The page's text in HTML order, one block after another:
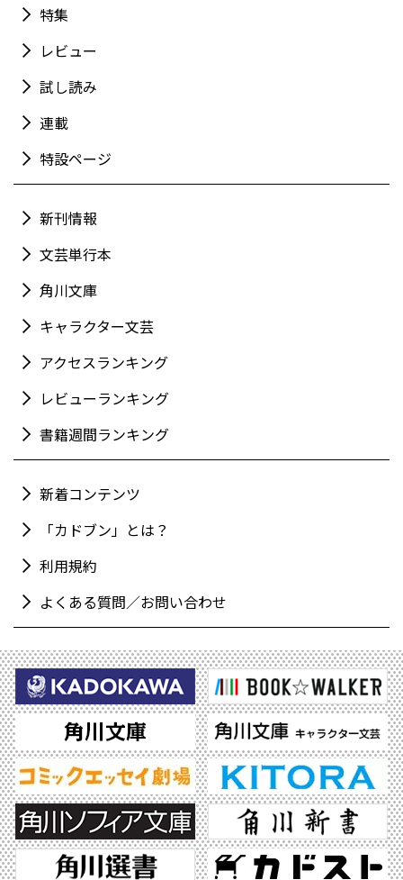
特集
レビュー
試し読み
連載
特設ページ
新刊情報
文芸単行本
角川文庫
キャラクター文芸
アクセスランキング
レビューランキング
書籍週間ランキング
新着コンテンツ
「カドブン」とは？
利用規約
よくある質問／お問い合わせ